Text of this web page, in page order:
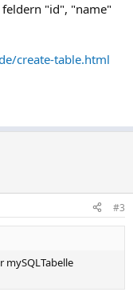
"id", "name"
create-table.html
#3
mySQLTabelle